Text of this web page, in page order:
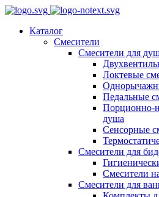
Каталог
Смесители
Смесители для
Локтевые
Педальные
Порционно-
душа
Сенсорные
Смесители для
Смесители
Смесители для